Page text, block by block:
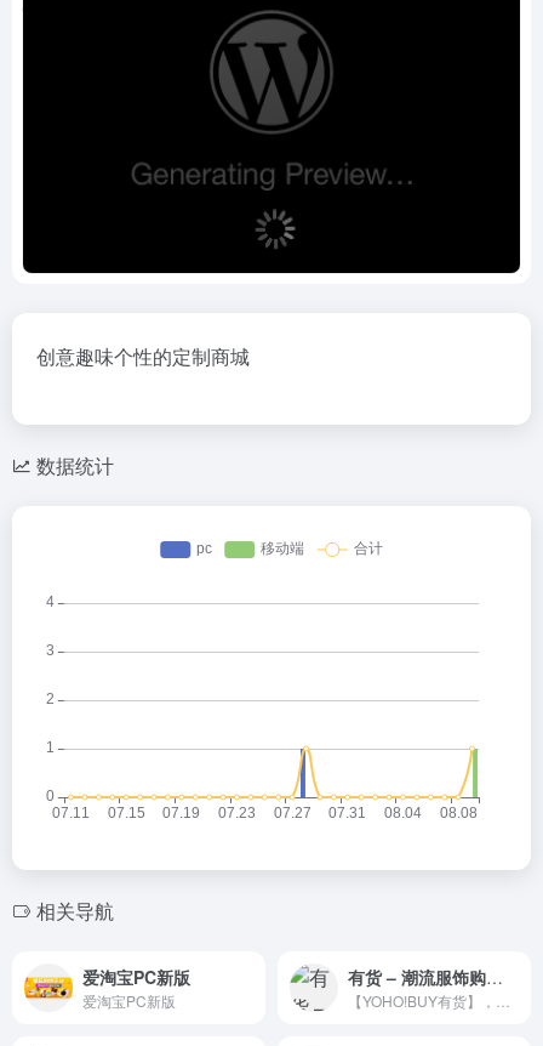
创意趣味个性的定制商城
数据统计
相关导航
爱淘宝PC新版
爱淘宝PC新版
有货 – 潮流服饰购物网站！时尚潮流购物风向标